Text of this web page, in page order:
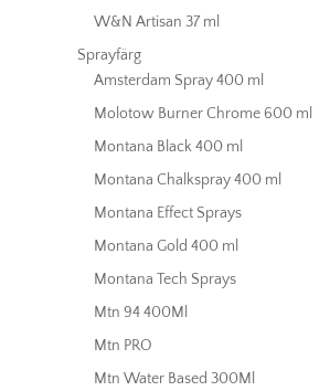
W&N Artisan 37 ml
Sprayfärg
Amsterdam Spray 400 ml
Molotow Burner Chrome 600 ml
Montana Black 400 ml
Montana Chalkspray 400 ml
Montana Effect Sprays
Montana Gold 400 ml
Montana Tech Sprays
Mtn 94 400Ml
Mtn PRO
Mtn Water Based 300Ml